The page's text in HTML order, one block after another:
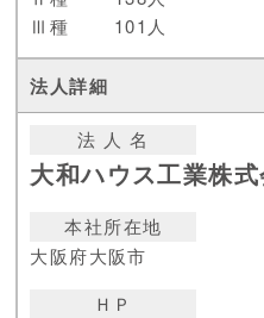
Ⅲ種
101人
法 人 名
大和ハウス工業株
本社所在地
大阪府大阪市
ＨＰ